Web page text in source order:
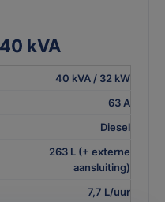
kVA
40 kVA / 32 kW
63 A
Diesel
263 L (+ externe
aansluiting)
7,7 L/uur